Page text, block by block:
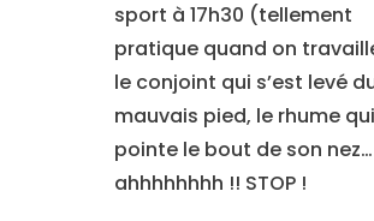
sport à 17h30 (tellement
pratique quand on
le conjoint qui s’est levé
mauvais pied, le rhume qui
pointe le bout de son nez…
ahhhhhhhh !! STOP !